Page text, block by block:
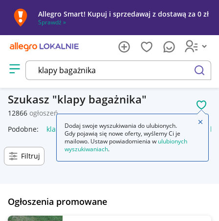
Allegro Smart! Kupuj i sprzedawaj z dostawą za 0 zł
Sprawdź »
Otwórz menu z kategoriami
szukaj
Szukasz klapy bagażnika
12866 ogłoszeń
Podobne: klapy bagażnika automatyczne otwieranie klapy
Filtruj
Ogłoszenia promowane
Dodaj swoje wyszukiwania do ulubionych.
Gdy pojawią się nowe oferty, wyślemy Ci je
mailowo. Ustaw powiadomienia w ulubionych
wyszukiwaniach.